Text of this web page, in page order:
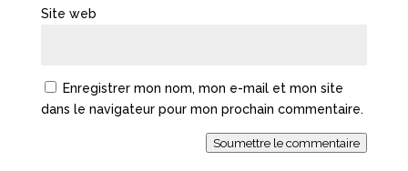
Site web
Enregistrer mon nom, mon e-mail et mon site
dans le navigateur pour mon prochain commentaire.
Soumettre le commentaire